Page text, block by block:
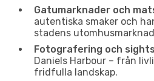
Gatumarknader och
autentiska smaker och
stadens
Fotografering och
Daniels Harbour – från
fridfulla landskap.